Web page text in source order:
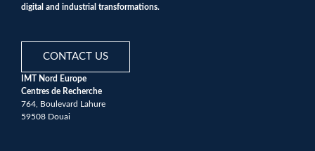
digital and industrial transformations.
CONTACT US
IMT Nord Europe
Centres de Recherche
764, Boulevard Lahure
59508 Douai